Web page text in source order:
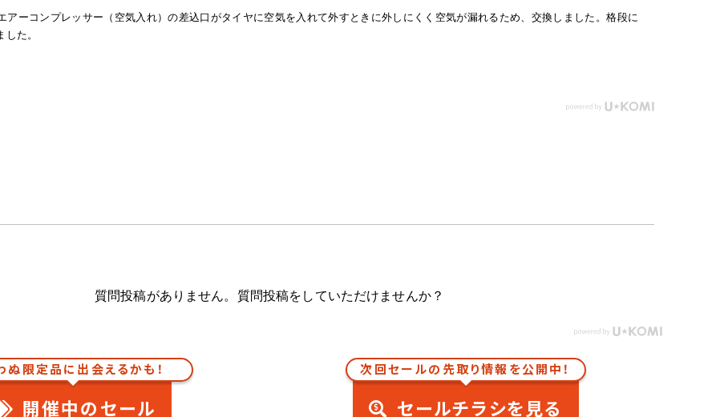
アーコンプレッサー（空気入れ）の差込口がタイヤに空気を入れて外すときに外しにくく空気が漏れるため、交換しました。格段に
た。
質問投稿がありません。質問投稿をしていただけませんか？
ぬ限定品に出会えるかも！
開催中のセール
次回セールの先取り情報を公開中！
セールチラシを見る